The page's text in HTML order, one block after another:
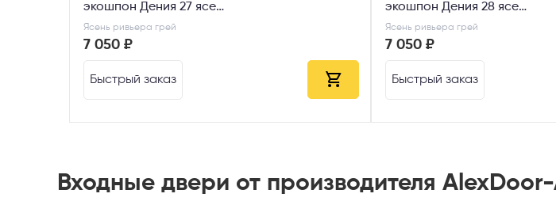
экошпон Дения 27 ясень
ривьера грей ДО
Ясень ривьера грей
7 050 ₽
Быстрый заказ
экошпон Дения 28 ясень
ривьера грей ДО
Ясень ривьера грей
7 050 ₽
Быстрый заказ
Входные двери от производителя